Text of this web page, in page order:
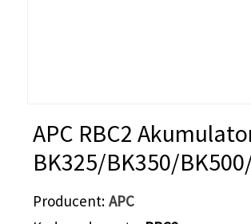
APC RBC2
BK325/BK350/
Producent APC